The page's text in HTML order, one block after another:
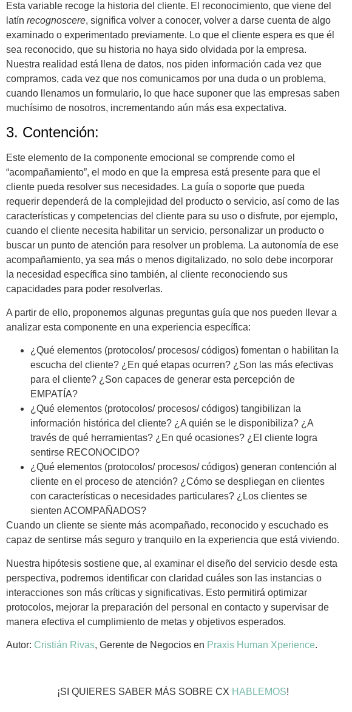
Esta variable recoge la historia del cliente. El reconocimiento, que viene del
latín recognoscere, significa volver a conocer, volver a darse cuenta de algo
examinado o experimentado previamente. Lo que el cliente espera es que él
sea reconocido, que su historia no haya sido olvidada por la empresa.
Nuestra realidad está llena de datos, nos piden información cada vez que
compramos, cada vez que nos comunicamos por una duda o un problema,
cuando llenamos un formulario, lo que hace suponer que las empresas saben
muchísimo de nosotros, incrementando aún más esa expectativa.
3. Contención:
Este elemento de la componente emocional se comprende como el
“acompañamiento”, el modo en que la empresa está presente para que el
cliente pueda resolver sus necesidades. La guía o soporte que pueda
requerir dependerá de la complejidad del producto o servicio, así como de las
características y competencias del cliente para su uso o disfrute, por ejemplo,
cuando el cliente necesita habilitar un servicio, personalizar un producto o
buscar un punto de atención para resolver un problema. La autonomía de ese
acompañamiento, ya sea más o menos digitalizado, no solo debe incorporar
la necesidad específica sino también, al cliente reconociendo sus
capacidades para poder resolverlas.
A partir de ello, proponemos algunas preguntas guía que nos pueden llevar a
analizar esta componente en una experiencia específica:
¿Qué elementos (protocolos/ procesos/ códigos) fomentan o habilitan la
escucha del cliente? ¿En qué etapas ocurren? ¿Son las más efectivas
para el cliente? ¿Son capaces de generar esta percepción de
EMPATÍA?
¿Qué elementos (protocolos/ procesos/ códigos) tangibilizan la
información histórica del cliente? ¿A quién se le disponibiliza? ¿A
través de qué herramientas? ¿En qué ocasiones? ¿El cliente logra
sentirse RECONOCIDO?
¿Qué elementos (protocolos/ procesos/ códigos) generan contención al
cliente en el proceso de atención? ¿Cómo se despliegan en clientes
con características o necesidades particulares? ¿Los clientes se
sienten ACOMPAÑADOS?
Cuando un cliente se siente más acompañado, reconocido y escuchado es
capaz de sentirse más seguro y tranquilo en la experiencia que está viviendo.
Nuestra hipótesis sostiene que, al examinar el diseño del servicio desde esta
perspectiva, podremos identificar con claridad cuáles son las instancias o
interacciones son más críticas y significativas. Esto permitirá optimizar
protocolos, mejorar la preparación del personal en contacto y supervisar de
manera efectiva el cumplimiento de metas y objetivos esperados.
Autor: Cristián Rivas, Gerente de Negocios en Praxis Human Xperience.
¡SI QUIERES SABER MÁS SOBRE CX HABLEMOS!